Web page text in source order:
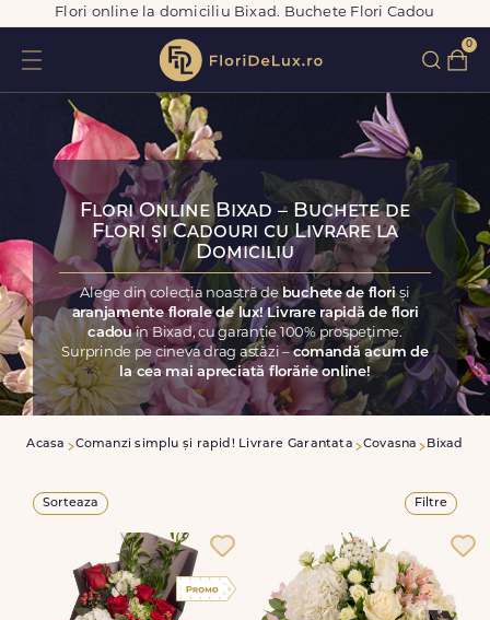
Flori online la domiciliu Bixad. Buchete Flori Cadou
0
Flori Online Bixad – Buchete de
Flori și Cadouri cu Livrare la
Domiciliu
Alege din colecția noastră de buchete de floriși
aranjamente florale de lux! Livrare rapidă de flori
cadouîn Bixad, cu garanție 100% prospețime.
Surprinde pe cineva drag astăzi –comandă acum de
la cea mai apreciată florărie online!
Acasa Comanzi simplu și rapid! Livrare Garantata Covasna Bixad
Sorteaza Filtre